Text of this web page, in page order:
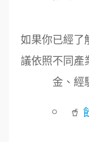
如果你已經了
議依照不同產
金、經
🥤